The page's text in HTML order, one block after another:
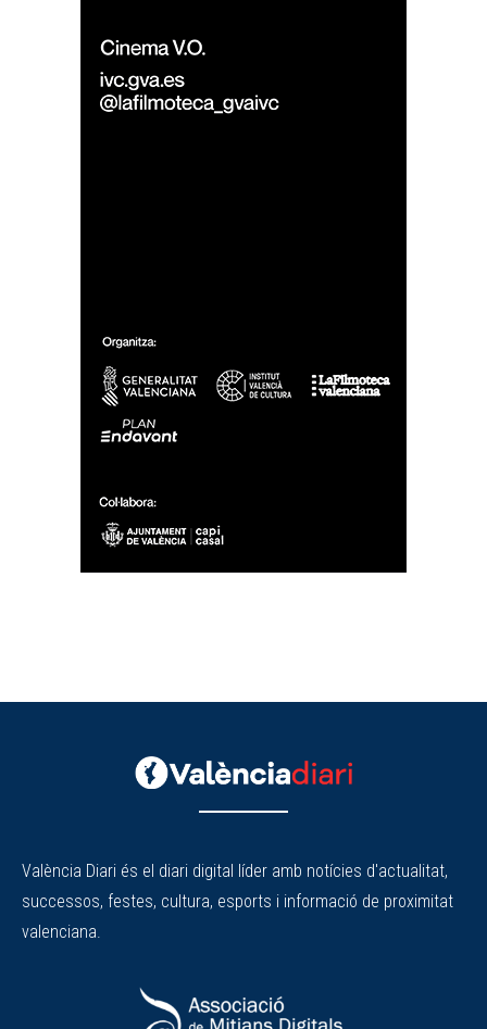
València Diari és el diari digital líder amb notícies d'actualitat,
successos, festes, cultura, esports i informació de proximitat
valenciana.